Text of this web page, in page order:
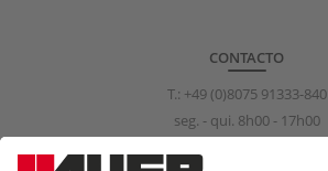
CONTACTO
T.: +49 (0)8075 91333-840
seg. - qui. 8h00 - 17h00